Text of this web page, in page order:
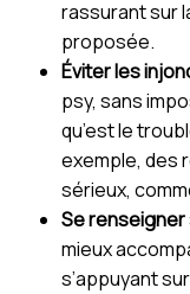
rassurant sur
proposée.
Éviter les
psy, sans
qu’est le
exemple, des
sérieux,
Se renseigner
mieux
s’appuyant